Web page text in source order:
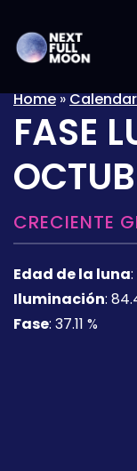
Home»
FASE
CRECIENTE
Edad de la luna:
Iluminación:
Fase: 37.11 %